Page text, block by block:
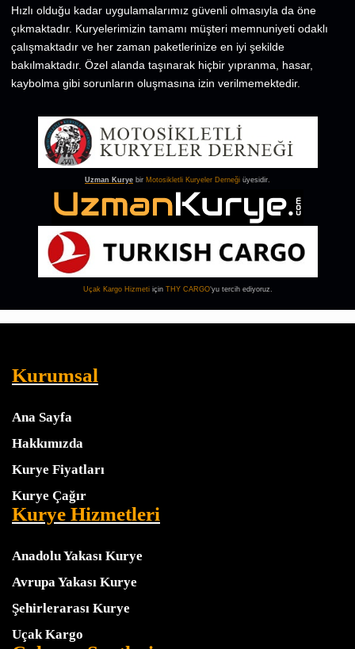
Hızlı olduğu kadar uygulamalarımız güvenli olmasıyla da öne
çıkmaktadır. Kuryelerimizin tamamı müşteri memnuniyeti odaklı
çalışmaktadır ve her zaman paketlerinize en iyi şekilde
bakılmaktadır. Özel alanda taşınarak hiçbir yıpranma, hasar,
kaybolma gibi sorunların oluşmasına izin verilmemektedir.
Uzman Kurye bir Motosikletli Kuryeler Derneği üyesidir.
Uçak KargoHizmeti için THY CARGO‘yu tercih ediyoruz.
Kurumsal
Ana Sayfa
Hakkımızda
Kurye Fiyatları
Kurye Çağır
Kurye Hizmetleri
Anadolu Yakası Kurye
Avrupa Yakası Kurye
Şehirlerarası Kurye
Uçak Kargo